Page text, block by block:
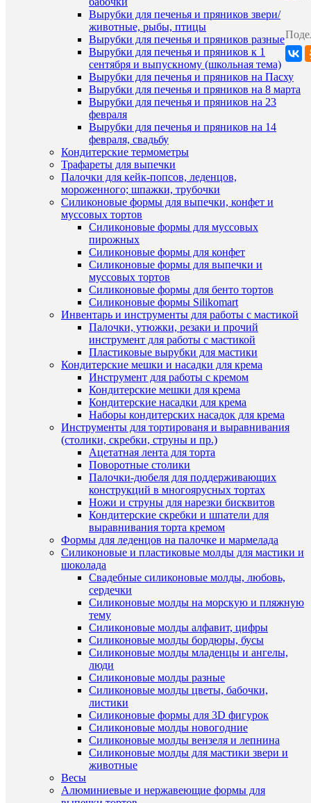
Вырубки для печенья и пряников звери/
животные, рыбы, птицы
Вырубки для печенья и пряников разные
Вырубки для печенья и пряников к 1
сентября и выпускному (школьная тема)
Вырубки для печенья и пряников на Пасху
Вырубки для печенья и пряников на 8 марта
Вырубки для печенья и пряников на 23
февраля
Вырубки для печенья и пряников на 14
февраля, свадьбу
Кондитерские термометры
Трафареты для выпечки
Палочки для кейк-попсов, леденцов,
мороженного; шпажки, трубочки
Силиконовые формы для выпечки, конфет и
муссовых тортов
Силиконовые формы для муссовых
пирожных
Силиконовые формы для конфет
Силиконовые формы для выпечки и
муссовых тортов
Силиконовые формы для бенто тортов
Силиконовые формы Silikomart
Инвентарь и инструменты для работы с мастикой
Палочки, утюжки, резаки и прочий
инструмент для работы с мастикой
Пластиковые вырубки для мастики
Кондитерские мешки и насадки для крема
Инструмент для работы с кремом
Кондитерские мешки для крема
Кондитерские насадки для крема
Наборы кондитерских насадок для крема
Инструменты для тортированя и выравнивания
(столики, скребки, струны и пр.)
Ацетатная лента для торта
Поворотные столики
Палочки-дюбеля для поддерживающих
конструкций в многоярусных тортах
Ножи и струны для нарезки бисквитов
Кондитерские скребки и шпатели для
выравнивания торта кремом
Формы для леденцов на палочке и мармелада
Силиконовые и пластиковые молды для мастики и
шоколада
Свадебные силиконовые молды, любовь,
сердечки
Силиконовые молды на морскую и пляжную
тему
Силиконовые молды алфавит, цифры
Силиконовые молды бордюры, бусы
Силиконовые молды младенцы и ангелы,
люди
Силиконовые молды разные
Силиконовые молды цветы, бабочки,
листики
Силиконовые формы для 3D фигурок
Силиконовые молды новогодние
Силиконовые молды вензеля и лепнина
Силиконовые молды для мастики звери и
животные
Весы
Алюминиевые и нержавеющие формы для
лактоза,
(Е322
соевый
Срок
годности
1
(8)
из
глазури
420